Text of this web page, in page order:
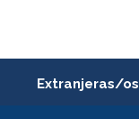
Extranjeras/os